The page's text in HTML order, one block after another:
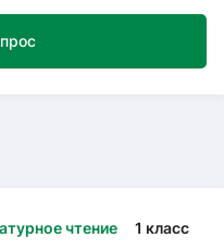
чтение 1 класс